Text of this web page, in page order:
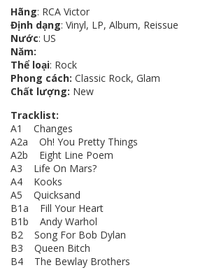
Hãng: RCA Victor
Định dạng: Vinyl, LP, Album, Reissue
Nước: US
Năm:
Thể loại: Rock
Phong cách: Classic Rock, Glam
Chất lượng: New
Tracklist:
A1 Changes
A2a Oh! You Pretty Things
A2b Eight Line Poem
A3 Life On Mars?
A4 Kooks
A5 Quicksand
B1a Fill Your Heart
B1b Andy Warhol
B2 Song For Bob Dylan
B3 Queen Bitch
B4 The Bewlay Brothers